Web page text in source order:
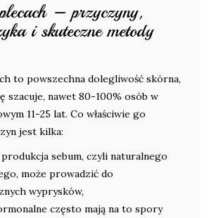
– przyczyny,
i skuteczne metody
to powszechna dolegliwość skórna,
szacuje, nawet 80-100% osób w
11-25 lat. Co właściwie go
jest kilka:
sebum, czyli naturalnego
może prowadzić do
wyprysków,
często mają na to spory